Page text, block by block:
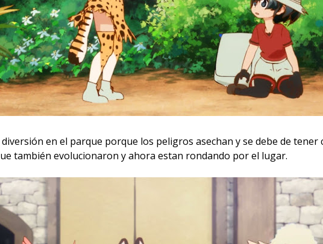
en el parque porque los peligros asechan y se debe de tener
también evolucionaron y ahora estan rondando por el lugar.